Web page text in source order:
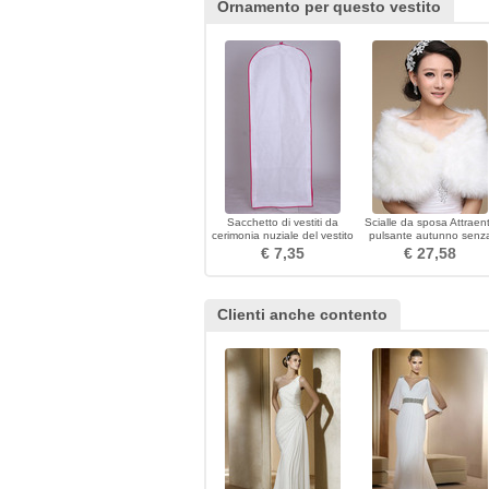
Ornamento per questo vestito
Sacchetto di vestiti da
cerimonia nuziale del vestito
di polvere di bianco grande
lunga
€ 7,35
Scialle da sposa
pulsante autunno
maniche
€ 27,58
Clienti anche contento